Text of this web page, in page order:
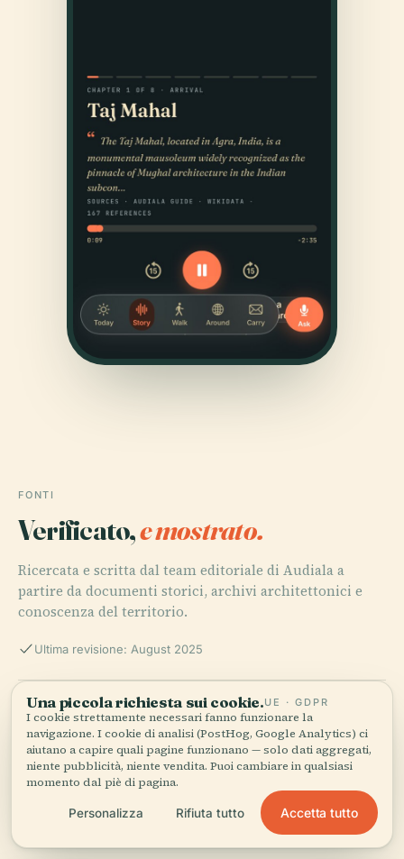
FONTI
Verificato,e mostrato.
Ricercata e scritta dal team editoriale di Audiala a
partire da documenti storici, archivi architettonici e
conoscenza del territorio.
Ultima revisione: August 2025
Visiting the Monument To The Red Army Soldiers in
Tábor: History, Hours, and Travel Tips, 2025, Visit Tábor
Monument to the Red Army Soldiers in Tábor: Visiting
Hours, Tickets & Historical Significance, 2025, Radio
Prague International & Amusing Planet
Una piccola richiesta sui cookie.UE · GDPR
I cookie strettamente necessari fanno funzionare la
navigazione. I cookie di analisi (PostHog, Google Analytics) ci
aiutano a capire quali pagine funzionano — solo dati aggregati,
niente pubblicità, niente vendita. Puoi cambiare in qualsiasi
momento dal piè di pagina.
Personalizza Rifiuta tutto Accetta tutto